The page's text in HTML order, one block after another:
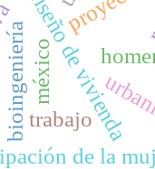
diseño de vivienda
de la
méxico
bioingenieríatrabajo